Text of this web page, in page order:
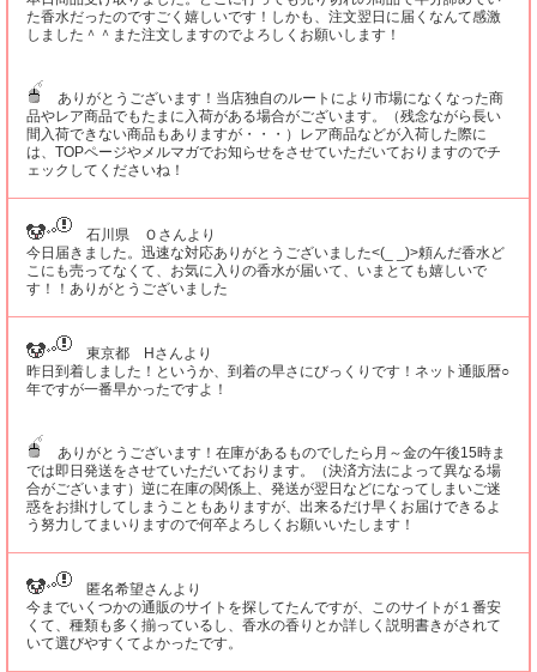
た香水だったのですごく嬉しいです！しかも、注文翌日に届くなんて感激
しました＾＾また注文しますのでよろしくお願いします！
ありがとうございます！当店独自のルートにより市場になくなった商
品やレア商品でもたまに入荷がある場合がございます。（残念ながら長い
間入荷できない商品もありますが・・・）レア商品などが入荷した際に
は、TOPページやメルマガでお知らせをさせていただいておりますのでチ
ェックしてくださいね！
石川県 Ｏさんより
今日届きました。迅速な対応ありがとうございました<(_ _)>頼んだ香水ど
こにも売ってなくて、お気に入りの香水が届いて、いまとても嬉しいで
す！！ありがとうございました
東京都 Hさんより
昨日到着しました！というか、到着の早さにびっくりです！ネット通販暦○
年ですが一番早かったですよ！
ありがとうございます！在庫があるものでしたら月～金の午後15時ま
では即日発送をさせていただいております。（決済方法によって異なる場
合がございます）逆に在庫の関係上、発送が翌日などになってしまいご迷
惑をお掛けしてしまうこともありますが、出来るだけ早くお届けできるよ
う努力してまいりますので何卒よろしくお願いいたします！
匿名希望さんより
今までいくつかの通販のサイトを探してたんですが、このサイトが１番安
くて、種類も多く揃っているし、香水の香りとか詳しく説明書きがされて
いて選びやすくてよかったです。